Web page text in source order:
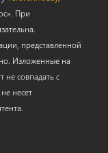
При
представленной
Изложенные на
не совпадать с
несет